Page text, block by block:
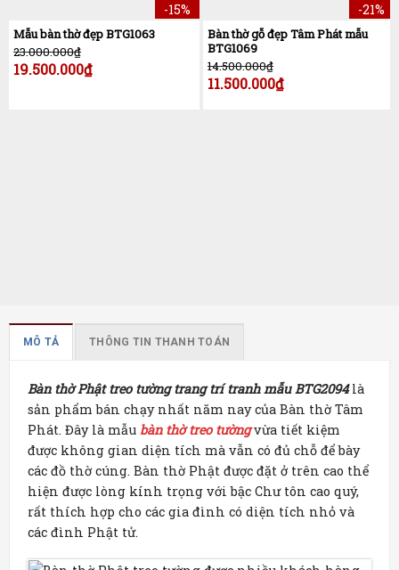
-15%
Mẫu bàn thờ đẹp BTG1063
23.000.000₫
19.500.000₫
-21%
Bàn thờ gỗ đẹp Tâm Phát mẫu
BTG1069
14.500.000₫
11.500.000₫
MÔ TẢ THÔNG TIN THANH TOÁN
Bàn thờ Phật treo tường trang trí tranh mẫu BTG2094là
sản phẩm bán chạy nhất năm nay của Bàn thờ Tâm
Phát. Đây là mẫu bàn thờ treo tườngvừa tiết kiệm
được không gian diện tích mà vẫn có đủ chỗ để bày
các đồ thờ cúng. Bàn thờ Phật được đặt ở trên cao thể
hiện được lòng kính trọng với bậc Chư tôn cao quý,
rất thích hợp cho các gia đình có diện tích nhỏ và
các đình Phật tử.